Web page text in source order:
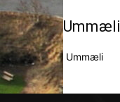
Ummæli
Ummæli